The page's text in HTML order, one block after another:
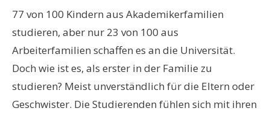
77 von 100 Kindern aus Akademikerfamilien
studieren, aber nur 23 von 100 aus
Arbeiterfamilien schaffen es an die Universität.
Doch wie ist es, als erster in der Familie zu
studieren? Meist unverständlich für die Eltern oder
Geschwister. Die Studierenden fühlen sich mit ihren